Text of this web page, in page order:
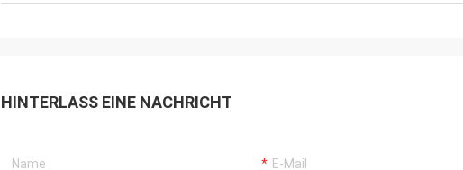
HINTERLASS EINE NACHRICHT